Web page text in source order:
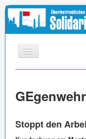
INFOS
MEDIEN
Stoppt den